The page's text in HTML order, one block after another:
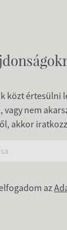
közt értesülni
vagy nem
akkor
az